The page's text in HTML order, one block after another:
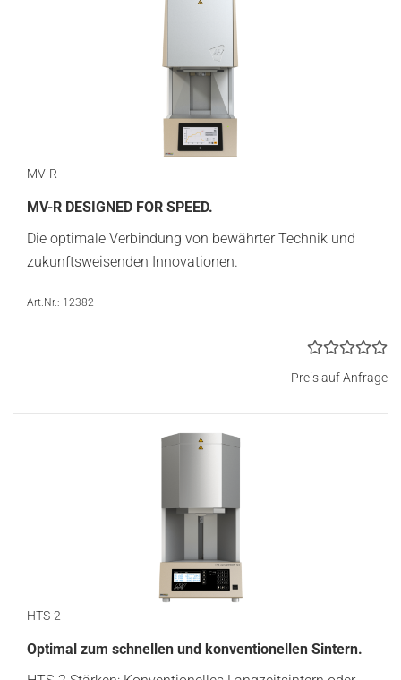
MV-R
MV-R DESIGNED FOR SPEED.
Die optimale Verbindung von bewährter Technik und
zukunftsweisenden Innovationen.
Art.Nr.: 12382
Preis auf Anfrage
HTS-2
Optimal zum schnellen und konventionellen Sintern.